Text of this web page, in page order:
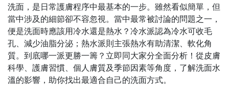
洗面，是日常護膚程序中最基本的一步。雖然看似簡單，但
當中涉及的細節卻不容忽視。當中最常被討論的問題之一，
便是洗面時應該用冷水還是熱水？冷水派認為冷水可收毛
孔、減少油脂分泌；熱水派則主張熱水有助清潔、軟化角
質。到底哪一派更勝一籌？立即同大家分全面分析！從皮膚
科學、護膚習慣、個人膚質及季節因素等角度，了解洗面水
溫的影響，助你找出最適合自己的洗面方式。